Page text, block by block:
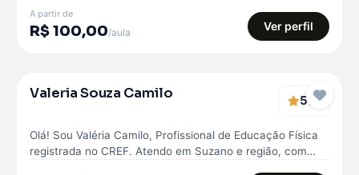
A partir de
R$ 100,00/aula Ver perfil
EMBAIXADOR
Valeria Souza Camilo 5(1)
Olá! Sou Valéria Camilo, Profissional de Educação Física
registrada no CREF. Atendo em Suzano e região, com